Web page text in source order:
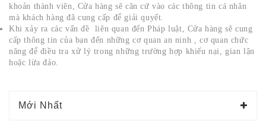
khoản thành viên, Cửa hàng sẽ căn cứ vào các thông tin cá nhân
mà khách hàng đã cung cấp để giải quyết.
Khi xảy ra các vấn đề liên quan đến Pháp luật, Cửa hàng sẽ cung
cấp thông tin của bạn đến những cơ quan an ninh , cơ quan chức
năng để điều tra xử lý trong những trường hợp khiếu nại, gian lận
hoặc lừa đảo.
Mới Nhất